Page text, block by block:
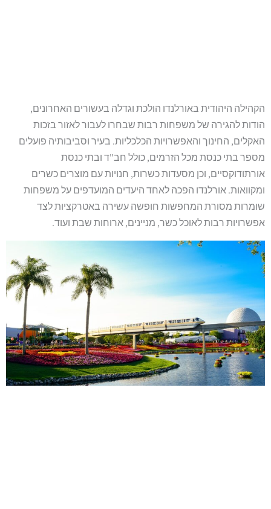
הקהילה היהודית באורלנדו הולכת וגדלה בעשורים האחרונים,
הודות להגירה של משפחות רבות שבחרו לעבור לאזור בזכות
האקלים, החינוך והאפשרויות הכלכליות. בעיר וסביבותיה פועלים
מספר בתי כנסת מכל הזרמים, כולל חב"ד ובתי כנסת
אורתודוקסיים, וכן מסעדות כשרות, חנויות עם מוצרים כשרים
ומקוואות. אורלנדו הפכה לאחד היעדים המועדפים על משפחות
שומרות מסורת המחפשות חופשה עשירה באטרקציות לצד
אפשרויות רבות לאוכל כשר, מניינים, ארוחות שבת ועוד.